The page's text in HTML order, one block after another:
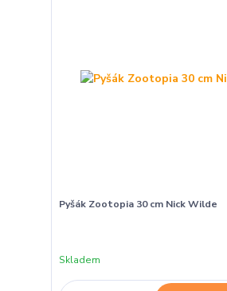
Pyšák Zootopia 30 cm Nick Wilde
Skladem